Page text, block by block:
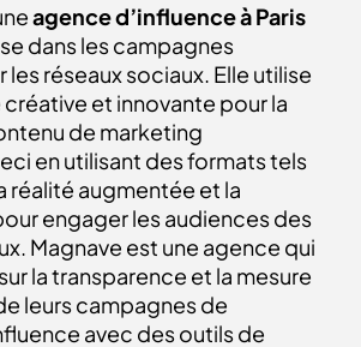
agence d’influence à Paris
dans les campagnes
les réseaux sociaux. Elle utilise
et innovante pour la
de marketing
en utilisant des formats tels
réalité augmentée et la
engager les audiences des
Magnave est une agence qui
la transparence et la mesure
leurs campagnes de
avec des outils de